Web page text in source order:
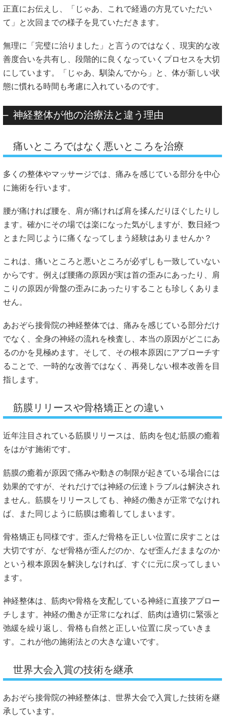
正直にお伝えし、「じゃあ、これで経過の方見ていただい
て」と次回までの様子を見ていただきます。
無理に「完璧に治りました」と言うのではなく、現実的な改
善度合いを共有し、段階的に良くなっていくプロセスを大切
にしています。「じゃあ、馴染んでから」と、体が新しい状
態に慣れる時間も考慮に入れているのです。
神経整体が他の治療法と違う理由
痛いところではなく悪いところを治療
多くの整体やマッサージでは、痛みを感じている部分を中心
に施術を行います。
腰が痛ければ腰を、肩が痛ければ肩を揉んだりほぐしたりし
ます。確かにその場では楽になった気がしますが、数日経つ
とまた同じように痛くなってしまう経験はありませんか？
これは、痛いところと悪いところが必ずしも一致していない
からです。例えば腰痛の原因が実は首の歪みにあったり、肩
こりの原因が骨盤の歪みにあったりすることも珍しくありま
せん。
あおぞら接骨院の神経整体では、痛みを感じている部分だけ
でなく、全身の神経の流れを検査し、本当の原因がどこにあ
るのかを見極めます。そして、その根本原因にアプローチす
ることで、一時的な改善ではなく、再発しない根本改善を目
指します。
筋膜リリースや骨格矯正との違い
近年注目されている筋膜リリースは、筋肉を包む筋膜の癒着
をはがす施術です。
筋膜の癒着が原因で痛みや動きの制限が起きている場合には
効果的ですが、それだけでは神経の伝達トラブルは解決され
ません。筋膜をリリースしても、神経の働きが正常でなけれ
ば、また同じように筋膜は癒着してしまいます。
骨格矯正も同様です。歪んだ骨格を正しい位置に戻すことは
大切ですが、なぜ骨格が歪んだのか、なぜ歪んだままなのか
という根本原因を解決しなければ、すぐに元に戻ってしまい
ます。
神経整体は、筋肉や骨格を支配している神経に直接アプロー
チします。神経の働きが正常になれば、筋肉は適切に緊張と
弛緩を繰り返し、骨格も自然と正しい位置に戻っていきま
す。これが他の施術法との大きな違いです。
世界大会入賞の技術を継承
あおぞら接骨院の神経整体は、世界大会で入賞した技術を継
承しています。